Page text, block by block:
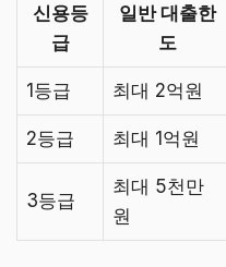
신용등
급
일반 대출한
도
1등급 최대 2억원
2등급 최대 1억원
3등급
최대 5천만
원